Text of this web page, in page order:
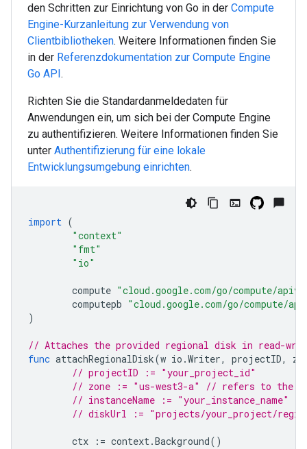
den Schritten zur Einrichtung von Go in der Compute
Engine-Kurzanleitung zur Verwendung von
Clientbibliotheken. Weitere Informationen finden Sie
in der Referenzdokumentation zur Compute Engine
Go API.
Richten Sie die Standardanmeldedaten für
Anwendungen ein, um sich bei der Compute Engine
zu authentifizieren. Weitere Informationen finden Sie
unter Authentifizierung für eine lokale
Entwicklungsumgebung einrichten.
import (
"context"
"fmt"
"io"
compute "cloud.google.com/go/compute/
computepb "cloud.google.com/go/compute/
)
// Attaches the provided regional disk in read-
func attachRegionalDisk(w io .Writer, projectID,
// projectID := "your_project_id"
// zone := "us-west3-a" // refers to the
// instanceName := "your_instance_name"
// diskUrl := "projects/your_project/
ctx := context.Background()